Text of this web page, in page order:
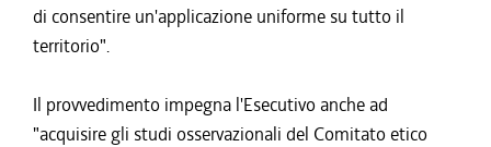
di consentire un'applicazione uniforme su tutto il
territorio".
Il provvedimento impegna l'Esecutivo anche ad
"acquisire gli studi osservazionali del Comitato etico